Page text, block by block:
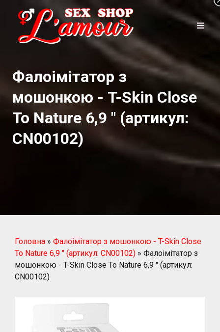
Фалоімітатор з
мошонкою - T-Skin Close
To Nature 6,9 " (артикул:
CN00102)
Головна » Фалоімітатор з мошонкою - T-Skin Close
To Nature 6,9 " (артикул: CN00102) » Фалоімітатор з
мошонкою - T-Skin Close To Nature 6,9 " (артикул:
CN00102)